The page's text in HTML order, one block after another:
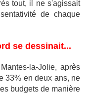
tout, il ne s'agissait
de chaque
se dessinait...
la-Jolie, après
33% en deux ans, ne
budgets de manière